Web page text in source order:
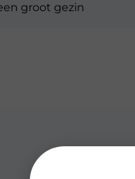
groot gezin